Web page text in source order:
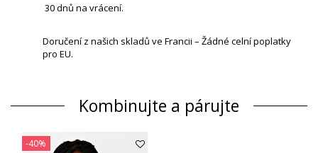
30 dnů na vrácení.
Doručení z našich skladů ve Francii – Žádné celní poplatky
pro EU.
Kombinujte a párujte
-40%